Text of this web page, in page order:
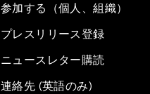
参加する（個人、組織）
プレスリリース登録
ニュースレター購読
連絡先 (英語のみ)